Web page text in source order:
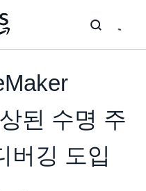
된 수명 주
버깅 도입